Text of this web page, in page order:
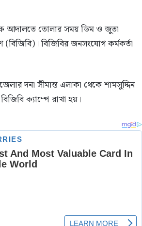
আদালতে তোলার সময় ডিম ও জুতা
বিজিবির জনসংযোগ কর্মকর্তা
দনা সীমান্ত এলাকা থেকে শামসুদ্দিন
ক্যাম্পে রাখা হয়।